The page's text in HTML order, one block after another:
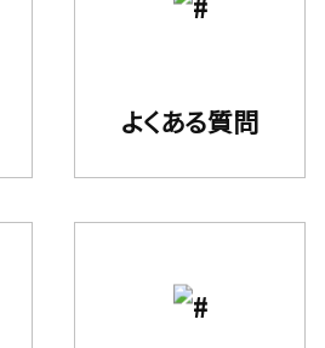
よくある質問